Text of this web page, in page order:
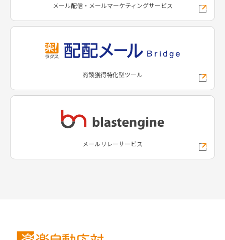
メール配信・メールマーケティングサービス
商談獲得特化型ツール
メールリレーサービス